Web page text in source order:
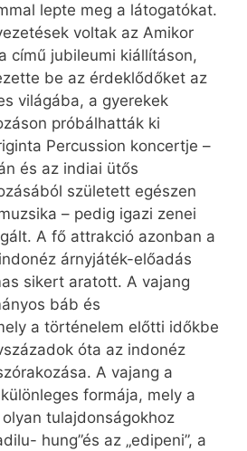
lepte meg a látogatókat.
voltak az Amikor
című jubileumi kiállításon,
be az érdeklődőket az
világába, a gyerekek
próbálhatták ki
Percussion koncertje –
és az indiai ütős
született egészen
– pedig igazi zenei
A fő attrakció azonban a
árnyjáték-előadás
sikert aratott. A vajang
báb és
a történelem előtti időkbe
óta az indonéz
A vajang a
formája, mely a
tulajdonságokhoz
hung”és az „edipeni”, a